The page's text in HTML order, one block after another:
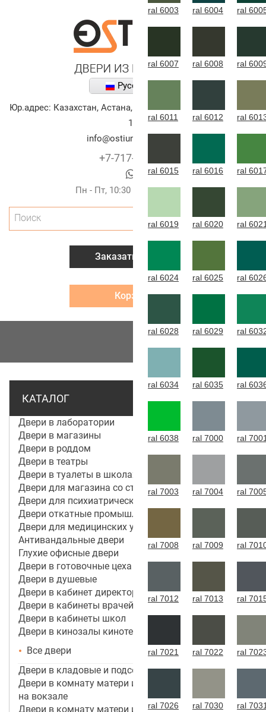
Русский
Юр.адрес: Казахстан, Астана,
улица Алихана Бокейханова,
10
info@ostium-doors.kz
+7-717-269-6131
Пн - Пт, 10:30 - 20:00 (г.Астана)
Поиск
Заказать звонок
Корзина
КАТАЛОГ
Двери в лаборатории
Двери в магазины
Двери в роддом
Двери в театры
Двери в туалеты в школах
Двери для магазина со стеклом
Двери для психиатрической больницы
Двери откатные промышленные
Двери для медицинских учреждений и больниц
Антивандальные двери
Глухие офисные двери
Двери в готовочные цеха
Двери в душевые
Двери в кабинет директора, руководителя
Двери в кабинеты врачей
Двери в кабинеты школ
Двери в кинозалы кинотеатров
Все двери
Двери в кладовые и подсобные помещения
Двери в комнату матери и ребенка в аэропорту,
на вокзале
Двери в комнату матери и ребенка в кинотеатре,
ral 6003 ral 6004 ral
ral 6007 ral 6008 ral
ral 6011 ral 6012 ral
ral 6015 ral 6016 ral
ral 6019 ral 6020 ral
ral 6024 ral 6025 ral
ral 6028 ral 6029 ral
ral 6034 ral 6035 ral
ral 6038 ral 7000 ral
ral 7003 ral 7004 ral
ral 7008 ral 7009 ral
ral 7012 ral 7013 ral
ral 7021 ral 7022 ral
ral 7026 ral 7030 ral